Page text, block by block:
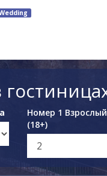
Номер 1 Взрослый
(18+)